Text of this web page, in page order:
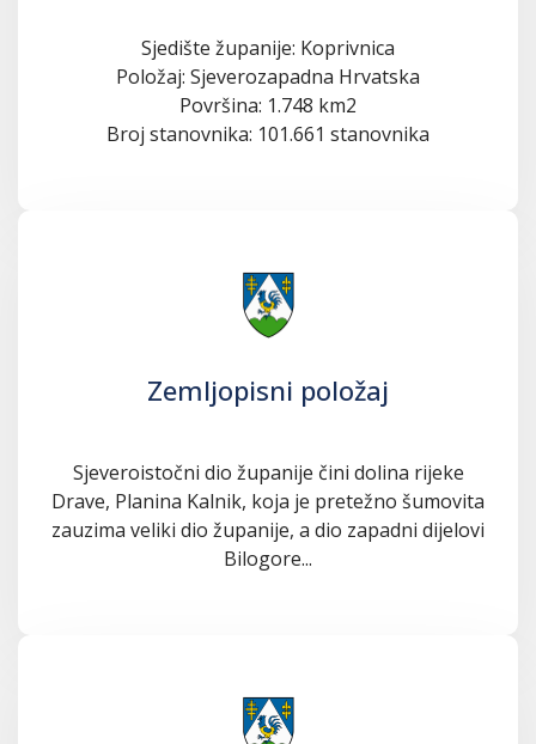
Sjedište županije: Koprivnica
Položaj: Sjeverozapadna Hrvatska
Površina: 1.748 km2
Broj stanovnika: 101.661 stanovnika
Zemljopisni položaj
Sjeveroistočni dio županije čini dolina rijeke
Drave, Planina Kalnik, koja je pretežno šumovita
zauzima veliki dio županije, a dio zapadni dijelovi
Bilogore...